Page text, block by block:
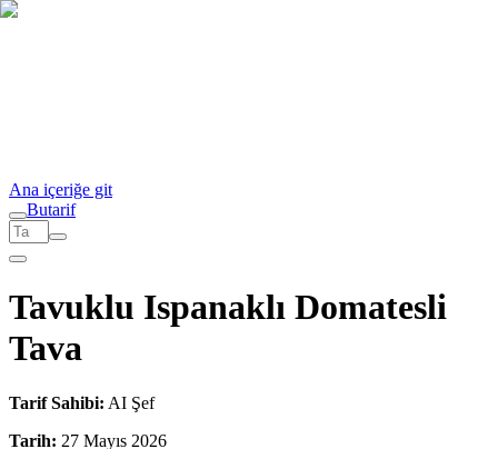
Ana içeriğe git
Butarif
Tavuklu Ispanaklı Domatesli
Tava
Tarif Sahibi: AI Şef
Tarih: 27 Mayıs 2026